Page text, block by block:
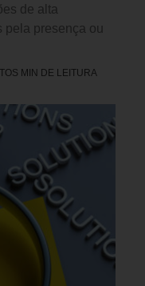
de alta
presença ou
MIN DE LEITURA